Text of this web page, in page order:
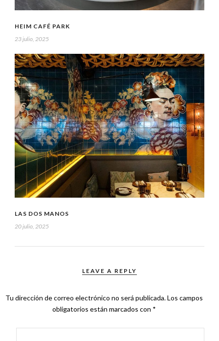
HEIM CAFÉ PARK
23 julio, 2025
LAS DOS MANOS
20 julio, 2025
LEAVE A REPLY
Tu dirección de correo electrónico no será publicada.Los campos
obligatorios están marcados con *